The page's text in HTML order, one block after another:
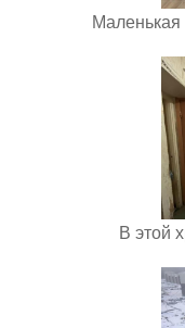
Маленькая
В этой